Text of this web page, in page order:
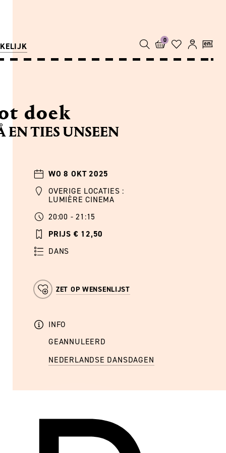
0
TIES UNSEEN
doek
WO 8 OKT 2025
OVERIGE LOCATIES :
LUMIÈRE CINEMA
20:00 - 21:15
PRIJS € 12,50
DANS
ZET OP WENSENLIJST
INFO
GEANNULEERD
NEDERLANDSE DANSDAGEN